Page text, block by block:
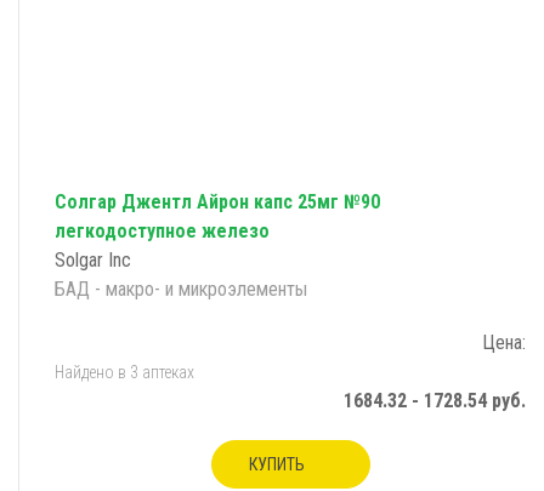
Солгар Джентл Айрон капс 25мг №90
легкодоступное железо
Solgar Inc
БАД - макро- и микроэлементы
Цена:
Найдено в 3 аптеках
1684.32 - 1728.54 руб.
КУПИТЬ